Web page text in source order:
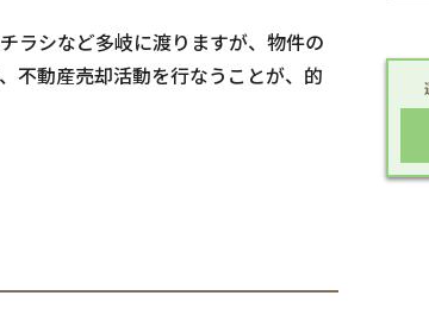
ラシなど多岐に渡りますが、物件の
不動産売却活動を行なうことが、的